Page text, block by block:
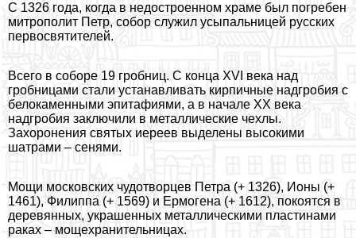
С 1326 года, когда в недостроенном храме был погребен
митрополит Петр, собор служил усыпальницей русских
первосвятителей.
Всего в соборе 19 гробниц. С конца XVI века над
гробницами стали устанавливать кирпичные надгробия с
белокаменными эпитафиями, а в начале XX века
надгробия заключили в металлические чехлы.
Захоронения святых иереев выделены высокими
шатрами – сенями.
Мощи московских чудотворцев Петра (+ 1326), Ионы (+
1461), Филиппа (+ 1569) и Ермогена (+ 1612), покоятся в
деревянных, украшенных металлическими пластинами
paках – мощехранительницах.